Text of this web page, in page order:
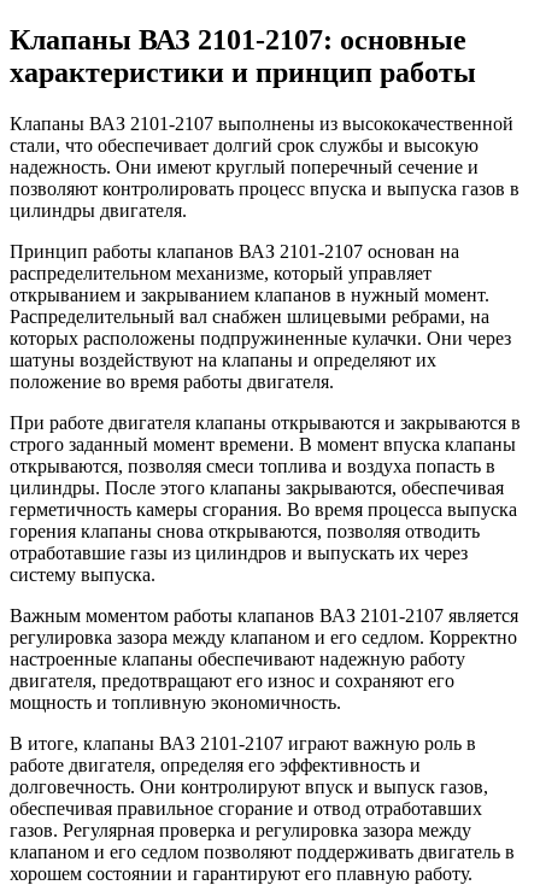
Клапаны ВАЗ 2101-2107: основные
характеристики и принцип работы
Клапаны ВАЗ 2101-2107 выполнены из высококачественной
стали, что обеспечивает долгий срок службы и высокую
надежность. Они имеют круглый поперечный сечение и
позволяют контролировать процесс впуска и выпуска газов в
цилиндры двигателя.
Принцип работы клапанов ВАЗ 2101-2107 основан на
распределительном механизме, который управляет
открыванием и закрыванием клапанов в нужный момент.
Распределительный вал снабжен шлицевыми ребрами, на
которых расположены подпружиненные кулачки. Они через
шатуны воздействуют на клапаны и определяют их
положение во время работы двигателя.
При работе двигателя клапаны открываются и закрываются в
строго заданный момент времени. В момент впуска клапаны
открываются, позволяя смеси топлива и воздуха попасть в
цилиндры. После этого клапаны закрываются, обеспечивая
герметичность камеры сгорания. Во время процесса выпуска
горения клапаны снова открываются, позволяя отводить
отработавшие газы из цилиндров и выпускать их через
систему выпуска.
Важным моментом работы клапанов ВАЗ 2101-2107 является
регулировка зазора между клапаном и его седлом. Корректно
настроенные клапаны обеспечивают надежную работу
двигателя, предотвращают его износ и сохраняют его
мощность и топливную экономичность.
В итоге, клапаны ВАЗ 2101-2107 играют важную роль в
работе двигателя, определяя его эффективность и
долговечность. Они контролируют впуск и выпуск газов,
обеспечивая правильное сгорание и отвод отработавших
газов. Регулярная проверка и регулировка зазора между
клапаном и его седлом позволяют поддерживать двигатель в
хорошем состоянии и гарантируют его плавную работу.